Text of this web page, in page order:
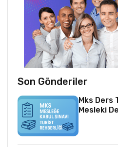
Son Gönderiler
Mks Ders
Mesleki